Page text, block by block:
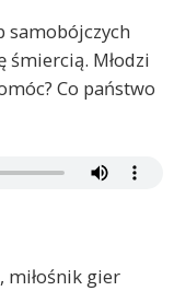
samobójczych
śmiercią. Młodzi
Co państwo
miłośnik gier